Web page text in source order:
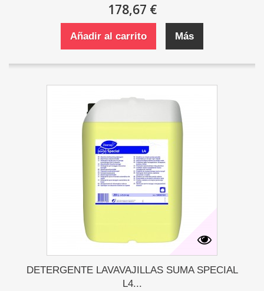
178,67 €
Añadir al carrito Más
DETERGENTE LAVAVAJILLAS SUMA SPECIAL
L4...